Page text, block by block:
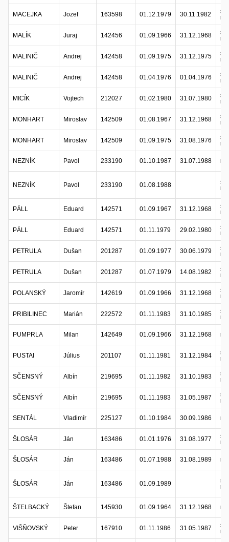
MACEJKA Jozef 163598 01.12.1979 30.11.1982
MALÍK Juraj 142456 01.09.1966 31.12.1968
MALINIČ Andrej 142458 01.09.1975 31.12.1975
MALINIČ Andrej 142458 01.04.1976 01.04.1976
MICÍK Vojtech 212027 01.02.1980 31.07.1980
MONHART Miroslav 142509 01.08.1967 31.12.1968
MONHART Miroslav 142509 01.09.1975 31.08.1976
NEZNÍK Pavol 233190 01.10.1987 31.07.1988
NEZNÍK Pavol 233190 01.08.1988
PÁLL Eduard 142571 01.09.1967 31.12.1968
PÁLL Eduard 142571 01.11.1979 29.02.1980
PETRULA Dušan 201287 01.09.1977 30.06.1979
PETRULA Dušan 201287 01.07.1979 14.08.1982
POLANSKÝ Jaromír 142619 01.09.1966 31.12.1968
PRIBILINEC Marián 222572 01.11.1983 31.10.1985
PUMPRLA Milan 142649 01.09.1966 31.12.1968
PUSTAI Július 201107 01.11.1981 31.12.1984
SČENSNÝ Albín 219695 01.11.1982 31.10.1983
SČENSNÝ Albín 219695 01.11.1983 31.05.1987
SENTÁL Vladimír 225127 01.10.1984 30.09.1986
ŠLOSÁR Ján 163486 01.01.1976 31.08.1977
ŠLOSÁR Ján 163486 01.07.1988 31.08.1989
ŠLOSÁR Ján 163486 01.09.1989
ŠTELBACKÝ Štefan 145930 01.09.1964 31.12.1968
VIŠŇOVSKÝ Peter 167910 01.11.1986 31.05.1987